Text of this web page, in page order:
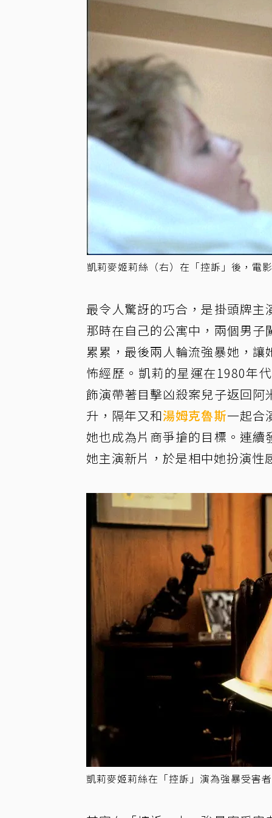
凱莉麥姬莉絲（右）在「控訴」後，電
最令人驚訝的巧合，是掛頭牌
那時在自己的公寓中，兩個男
累累，最後兩人輪流強暴她，
怖經歷。凱莉的星運在1980年
飾演帶著目擊凶殺案兒子返回
升，隔年又和湯姆克魯斯一起合
她也成為片商爭搶的目標。連
她主演新片，於是相中她扮演性
凱莉麥姬莉絲在「控訴」演為強暴受害